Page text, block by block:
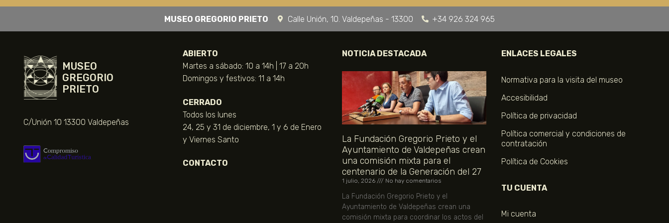
MUSEO GREGORIO PRIETO Calle Unión, 10. Valdepeñas - 13300 +34 926 324 965
MUSEO
GREGORIO
PRIETO
C/Unión 10 13300 Valdepeñas
ABIERTO
Martes a sábado: 10 a 14h | 17 a 20h
Domingos y festivos: 11 a 14h
CERRADO
Todos los lunes
24, 25 y 31 de diciembre, 1 y 6 de Enero
y Viernes Santo
CONTACTO
NOTICIA DESTACADA
La Fundación Gregorio Prieto y el
Ayuntamiento de Valdepeñas crean
una comisión mixta para el
centenario de la Generación del 27
1 julio, 2026 No hay comentarios
La Fundación Gregorio Prieto y el
Ayuntamiento de Valdepeñas crean una
comisión mixta para coordinar los actos del
ENLACES LEGALES
Normativa para la visita del museo
Accesibilidad
Política de privacidad
Política comercial y condiciones de
contratación
Política de Cookies
TU CUENTA
Mi cuenta